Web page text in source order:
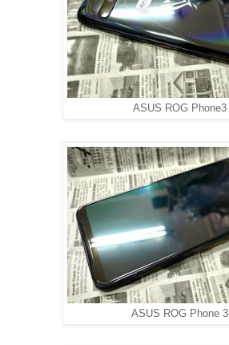
ASUS ROG Phone3
ASUS ROG Phone 3